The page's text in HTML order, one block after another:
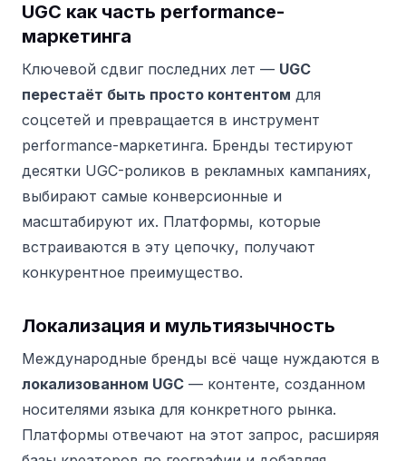
UGC как часть performance-
маркетинга
Ключевой сдвиг последних лет — UGC
перестаёт быть просто контентом для
соцсетей и превращается в инструмент
performance-маркетинга. Бренды тестируют
десятки UGC-роликов в рекламных кампаниях,
выбирают самые конверсионные и
масштабируют их. Платформы, которые
встраиваются в эту цепочку, получают
конкурентное преимущество.
Локализация и мультиязычность
Международные бренды всё чаще нуждаются в
локализованном UGC — контенте, созданном
носителями языка для конкретного рынка.
Платформы отвечают на этот запрос, расширяя